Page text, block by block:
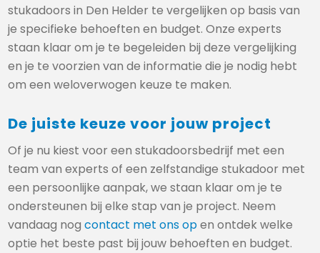
stukadoors in Den Helder te vergelijken op basis van
je specifieke behoeften en budget. Onze experts
staan klaar om je te begeleiden bij deze vergelijking
en je te voorzien van de informatie die je nodig hebt
om een weloverwogen keuze te maken.
De juiste keuze voor jouw project
Of je nu kiest voor een stukadoorsbedrijf met een
team van experts of een zelfstandige stukadoor met
een persoonlijke aanpak, we staan klaar om je te
ondersteunen bij elke stap van je project. Neem
vandaag nogcontact met ons open ontdek welke
optie het beste past bij jouw behoeften en budget.